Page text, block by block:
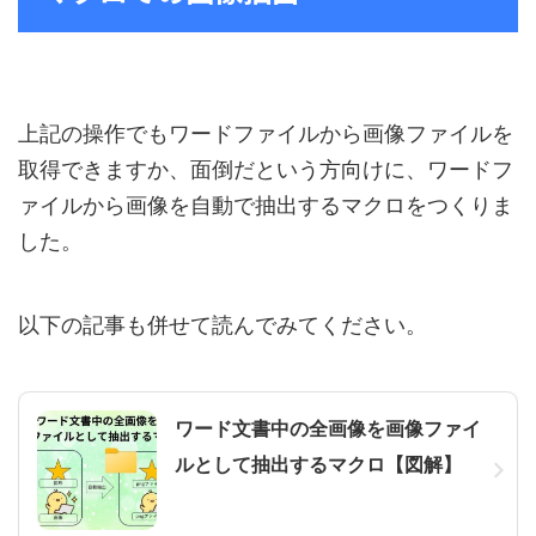
上記の操作でもワードファイルから画像ファイルを
取得できますか、面倒だという方向けに、ワードフ
ァイルから画像を自動で抽出するマクロをつくりま
した。
以下の記事も併せて読んでみてください。
ワード文書中の全画像を画像ファイ
ルとして抽出するマクロ【図解】